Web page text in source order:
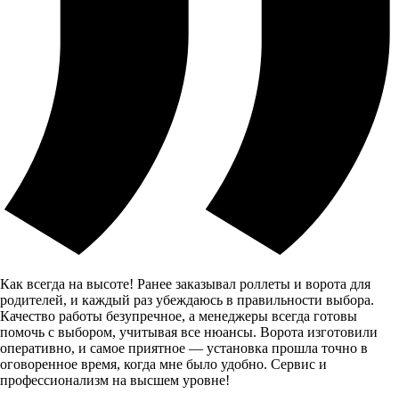
Как всегда на высоте! Ранее заказывал роллеты и ворота для
родителей, и каждый раз убеждаюсь в правильности выбора.
Качество работы безупречное, а менеджеры всегда готовы
помочь с выбором, учитывая все нюансы. Ворота изготовили
оперативно, и самое приятное — установка прошла точно в
оговоренное время, когда мне было удобно. Сервис и
профессионализм на высшем уровне!